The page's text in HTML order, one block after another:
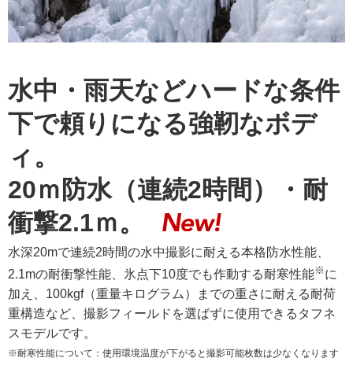
水中・雨天などハードな条件
下で頼りになる強靭なボデ
ィ。
20ｍ防水（連続2時間）・耐
衝撃2.1ｍ。
水深20mで連続2時間の水中撮影に耐える本格防水性能、
2.1mの耐衝撃性能、氷点下10度でも作動する耐寒性能※ に
加え、100kgf（重量キログラム）までの重さに耐える耐荷
重構造など、撮影フィールドを選ばずに使用できるタフネ
スモデルです。
※耐寒性能について：使用環境温度が下がると撮影可能枚数は少なくなります